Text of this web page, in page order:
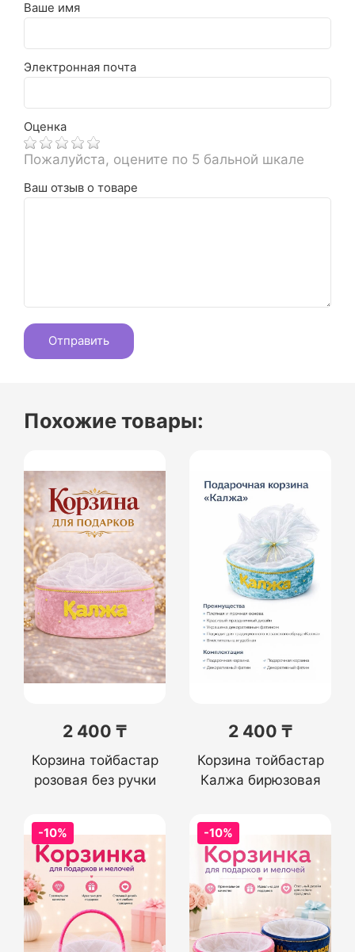
Ваше имя
Электронная почта
Оценка
Пожалуйста, оцените по 5 бальной шкале
Ваш отзыв о товаре
Похожие товары:
2 400 ₸
Корзина тойбастар
розовая без ручки
2 400 ₸
Корзина тойбастар
Калжа бирюзовая
-10% -10%